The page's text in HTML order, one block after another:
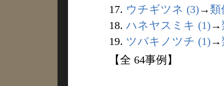
17. ウチギツネ (3)→ 類
18. ハネヤスミキ (1)→
19. ツバキノツチ (1)→
【全 64事例】